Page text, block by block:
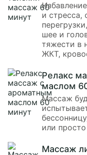
и стресса,
шее и
тяжести в
ЖКТ,
Релакс
маслом
Массаж
или
Массаж